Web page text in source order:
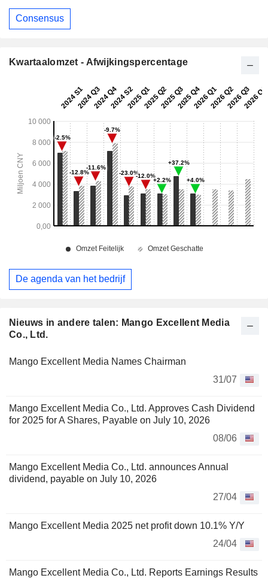
Nieuws in andere talen: Mango Excellent Media
Co., Ltd.
Mango Excellent Media Names Chairman
31/07
Mango Excellent Media Co., Ltd. Approves Cash Dividend
for 2025 for A Shares, Payable on July 10, 2026
08/06
Mango Excellent Media Co., Ltd. announces Annual
dividend, payable on July 10, 2026
27/04
Mango Excellent Media 2025 net profit down 10.1% Y/Y
24/04
Mango Excellent Media Co., Ltd. Reports Earnings Results
Consensus
Kwartaalomzet - Afwijkingspercentage
De agenda van het bedrijf